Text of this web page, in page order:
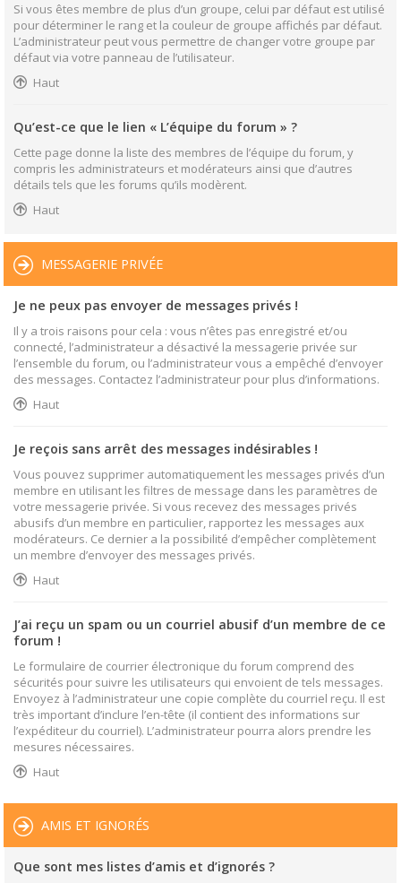
Si vous êtes membre de plus d’un groupe, celui par défaut est utilisé
pour déterminer le rang et la couleur de groupe affichés par défaut.
L’administrateur peut vous permettre de changer votre groupe par
défaut via votre panneau de l’utilisateur.
Haut
Qu’est-ce que le lien « L’équipe du forum » ?
Cette page donne la liste des membres de l’équipe du forum, y
compris les administrateurs et modérateurs ainsi que d’autres
détails tels que les forums qu’ils modèrent.
Haut
MESSAGERIE PRIVÉE
Je ne peux pas envoyer de messages privés !
Il y a trois raisons pour cela : vous n’êtes pas enregistré et/ou
connecté, l’administrateur a désactivé la messagerie privée sur
l’ensemble du forum, ou l’administrateur vous a empêché d’envoyer
des messages. Contactez l’administrateur pour plus d’informations.
Haut
Je reçois sans arrêt des messages indésirables !
Vous pouvez supprimer automatiquement les messages privés d’un
membre en utilisant les filtres de message dans les paramètres de
votre messagerie privée. Si vous recevez des messages privés
abusifs d’un membre en particulier, rapportez les messages aux
modérateurs. Ce dernier a la possibilité d’empêcher complètement
un membre d’envoyer des messages privés.
Haut
J’ai reçu un spam ou un courriel abusif d’un membre de ce
forum !
Le formulaire de courrier électronique du forum comprend des
sécurités pour suivre les utilisateurs qui envoient de tels messages.
Envoyez à l’administrateur une copie complète du courriel reçu. Il est
très important d’inclure l’en-tête (il contient des informations sur
l’expéditeur du courriel). L’administrateur pourra alors prendre les
mesures nécessaires.
Haut
AMIS ET IGNORÉS
Que sont mes listes d’amis et d’ignorés ?